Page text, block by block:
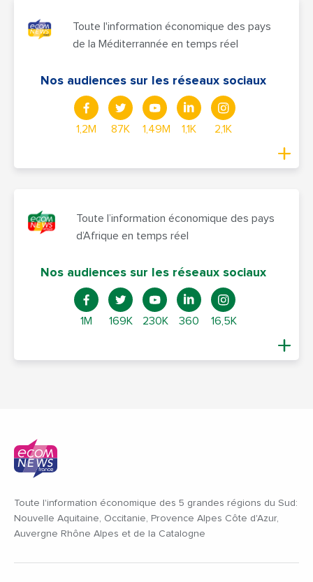
Toute l'information économique des pays
de la Méditerrannée en temps réel
Nos audiences sur les réseaux sociaux
1,2M 87K 1,49M 1,1K 2,1K
Toute l’information économique des pays
d’Afrique en temps réel
Nos audiences sur les réseaux sociaux
1M 169K 230K 360 16,5K
Toute l'information économique des 5 grandes régions du Sud:
Nouvelle Aquitaine, Occitanie, Provence Alpes Côte d'Azur,
Auvergne Rhône Alpes et de la Catalogne